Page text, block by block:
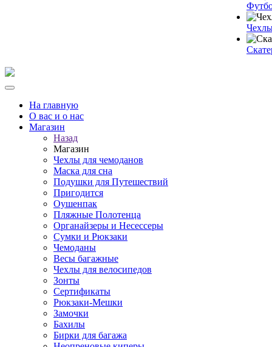
На главную
О вас и о нас
Магазин
Назад
Магазин
Чехлы для чемоданов
Маска для сна
Подушки для Путешествий
Пригодится
Оушенпак
Пляжные Полотенца
Органайзеры и Несессеры
Сумки и Рюкзаки
Чемоданы
Весы багажные
Чехлы для велосипедов
Зонты
Сертификаты
Рюкзаки-Мешки
Замочки
Бахилы
Бирки для багажа